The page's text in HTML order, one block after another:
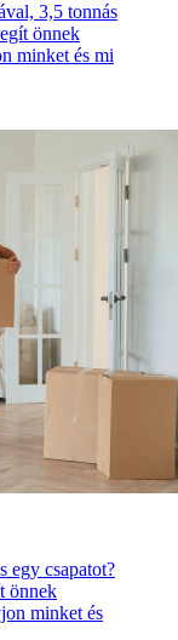
3,5 tonnás
önnek
minket és mi
egy csapatot?
önnek
minket és